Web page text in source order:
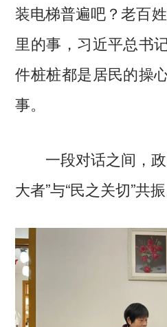
装电梯普遍吧？老百
里的事，习近平总书
件桩桩都是居民的操
事。
一段对话之间，政
大者”与“民之关切”共振